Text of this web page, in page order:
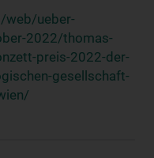
web/ueber-
2022/thomas-
preis-2022-der-
gesellschaft-